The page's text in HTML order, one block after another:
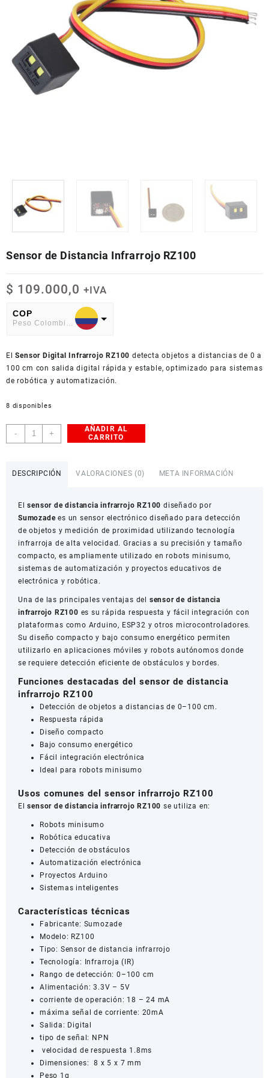
Sensor de Distancia Infrarrojo RZ100
$ 109.000,0 +IVA
COP
American Dollar
ElSensor Digital Infrarrojo RZ100 detecta objetos a distancias de 0 a
100 cm con salida digital rápida y estable, optimizado para sistemas
de robótica y automatización.
8 disponibles
-
Sensor
de
Infrarrojo
+
AÑADIR AL
CARRITO
DESCRIPCIÓN VALORACIONES (0) META INFORMACIÓN
Elsensor de distancia infrarrojo RZ100diseñado por
Sumozadees un sensor electrónico diseñado para detección
de objetos y medición de proximidad utilizando tecnología
infrarroja de alta velocidad. Gracias a su precisión y tamaño
compacto, es ampliamente utilizado en robots minisumo,
sistemas de automatización y proyectos educativos de
electrónica y robótica.
Una de las principales ventajas del sensor de distancia
infrarrojo RZ100 es su rápida respuesta y fácil integración con
plataformas como Arduino, ESP32 y otros microcontroladores.
Su diseño compacto y bajo consumo energético permiten
utilizarlo en aplicaciones móviles y robots autónomos donde
se requiere detección eficiente de obstáculos y bordes.
Funciones destacadas del sensor de distancia
infrarrojo RZ100
Detección de objetos a distancias de 0–100 cm.
Respuesta rápida
Diseño compacto
Bajo consumo energético
Fácil integración electrónica
Ideal para robots minisumo
Usos comunes del sensor infrarrojo RZ100
Elsensor de distancia infrarrojo RZ100se utiliza en:
Robots minisumo
Robótica educativa
Detección de obstáculos
Automatización electrónica
Proyectos Arduino
Sistemas inteligentes
Características técnicas
Fabricante: Sumozade
Modelo: RZ100
Tipo: Sensor de distancia infrarrojo
Tecnología: Infrarroja (IR)
Rango de detección: 0–100 cm
Alimentación: 3.3V – 5V
corriente de operación: 18 – 24 mA
máxima señal de corriente: 20mA
Salida: Digital
tipo de señal: NPN
velocidad de respuesta 1.8ms
Dimensiones: 8 x 5 x 7 mm
Peso 1g